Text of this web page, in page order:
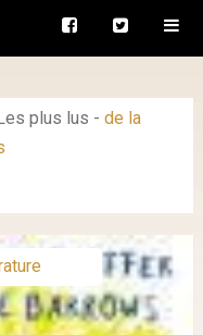
plus lus - de la